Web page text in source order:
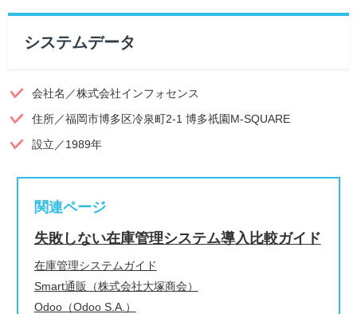
システムデータ
会社名／株式会社インフォセンス
住所／福岡市博多区冷泉町2-1 博多祇園M-SQUARE
設立／1989年
関連ページ
失敗しない在庫管理システム導入比較ガイド
在庫管理システムガイド
Smart通販（株式会社大塚商会）
Odoo（Odoo S.A.）